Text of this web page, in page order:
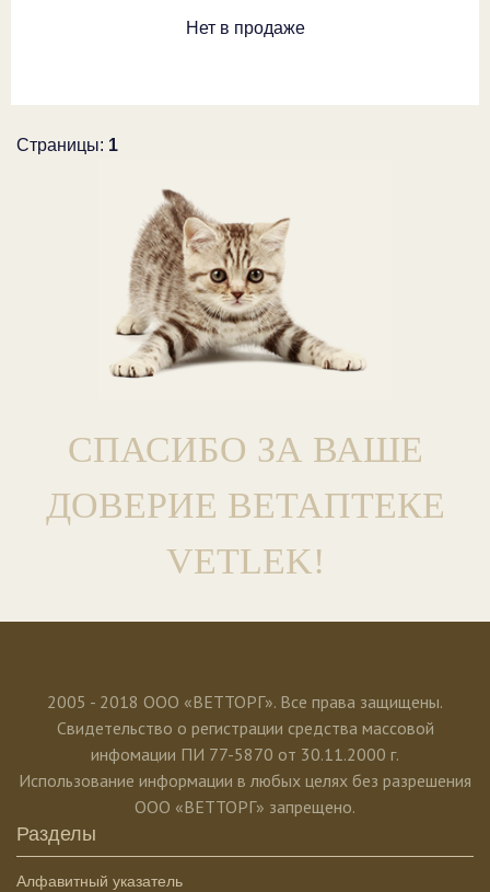
Нет в продаже
Страницы: 1
СПАСИБО ЗА ВАШЕ
ДОВЕРИЕ ВЕТАПТЕКЕ
VETLEK!
2005 - 2018 ООО «ВЕТТОРГ». Все права защищены.
Свидетельство о регистрации средства массовой
инфомации ПИ 77-5870 от 30.11.2000 г.
Использование информации в любых целях без разрешения
ООО «ВЕТТОРГ» запрещено.
Разделы
Алфавитный указатель